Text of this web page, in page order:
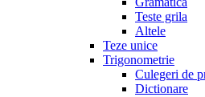
Teste grila
Altele
Teze unice
Trigonometrie
Culegeri de
Dictionare